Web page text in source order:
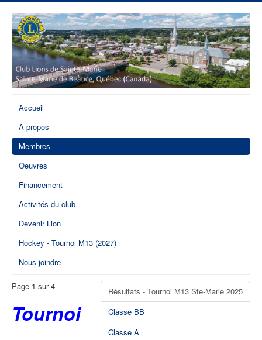
Accueil
À propos
Membres
Oeuvres
Financement
Activités du club
Devenir Lion
Hockey - Tournoi M13 (2027)
Nous joindre
Résultats - Tournoi M13 Ste-Marie 2025
Classe BB
Classe A
Page 1 sur 4
Tournoi